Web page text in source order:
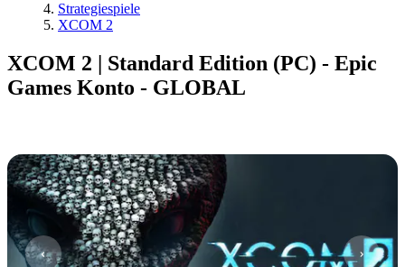
Strategiespiele
XCOM 2
XCOM 2 | Standard Edition (PC) - Epic
Games Konto - GLOBAL